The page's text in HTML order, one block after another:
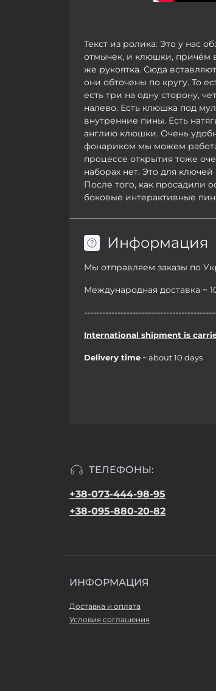
Текст из ролика: Это у нас
отмычек, и клюшки, причём
же рукоятка. Сюда
они обточены по кругу. То
есть три на одну сторону,
налево. Есть клюшка под
внутренние пины. Есть
англию клюшки. Очень
фонариком мы можем
процессе открытия тоже
наборах нет. Это для ключей
После того, как просадили
боковые интерактивные
Информация
Мы отправляем заказы по
Международная доставка ~
International shipment is
Delivery time ~ about 10 days
ТЕЛЕФОНЫ:
+38-073-444-98-95
+38-095-880-20-82
ИНФОРМАЦИЯ
Доставка и оплата
Условия соглашения